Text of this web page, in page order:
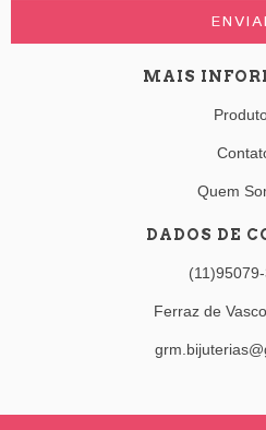
MAIS
Quem
DADOS DE
Ferraz de